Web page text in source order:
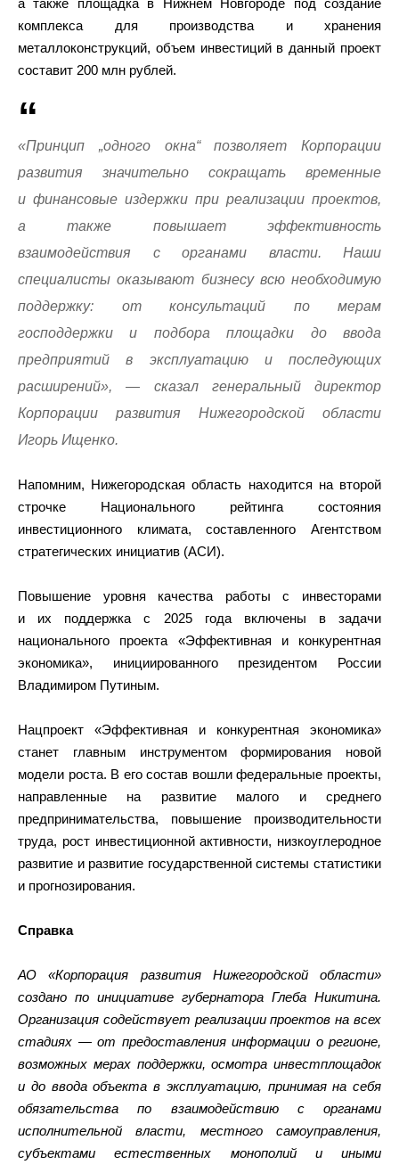
а также площадка в Нижнем Новгороде под создание
комплекса для производства и хранения
металлоконструкций, объем инвестиций в данный проект
составит 200 млн рублей.
«Принцип „одного окна“ позволяет Корпорации
развития значительно сокращать временные
и финансовые издержки при реализации проектов,
а также повышает эффективность
взаимодействия с органами власти. Наши
специалисты оказывают бизнесу всю необходимую
поддержку: от консультаций по мерам
господдержки и подбора площадки до ввода
предприятий в эксплуатацию и последующих
расширений», — сказал генеральный директор
Корпорации развития Нижегородской области
Игорь Ищенко.
Напомним, Нижегородская область находится на второй
строчке Национального рейтинга состояния
инвестиционного климата, составленного Агентством
стратегических инициатив (АСИ).
Повышение уровня качества работы с инвесторами
и их поддержка с 2025 года включены в задачи
национального проекта «Эффективная и конкурентная
экономика», инициированного президентом России
Владимиром Путиным.
Нацпроект «Эффективная и конкурентная экономика»
станет главным инструментом формирования новой
модели роста. В его состав вошли федеральные проекты,
направленные на развитие малого и среднего
предпринимательства, повышение производительности
труда, рост инвестиционной активности, низкоуглеродное
развитие и развитие государственной системы статистики
и прогнозирования.
Справка
АО «Корпорация развития Нижегородской области»
создано по инициативе губернатора Глеба Никитина.
Организация содействует реализации проектов на всех
стадиях — от предоставления информации о регионе,
возможных мерах поддержки, осмотра инвестплощадок
и до ввода объекта в эксплуатацию, принимая на себя
обязательства по взаимодействию с органами
исполнительной власти, местного самоуправления,
субъектами естественных монополий и иными